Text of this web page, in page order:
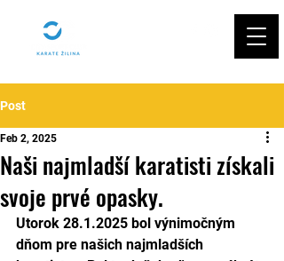
Post
Naši najmladší karatisti získali
svoje prvé opasky.
Feb 2, 2025
Utorok 28.1.2025 bol výnimočným
dňom pre našich najmladších